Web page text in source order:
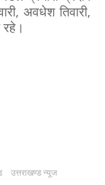
अवधेश तिवारी,
रहे।
उत्तराखण्ड न्यूज